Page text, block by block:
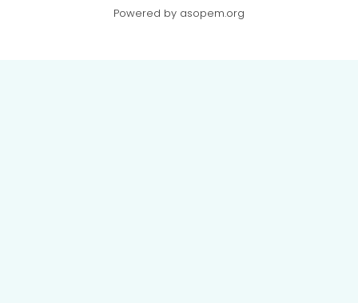
Powered by asopem.org